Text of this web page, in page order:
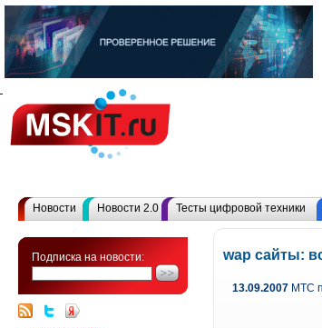
Новости Новости 2.0 Тесты цифровой техники
Подписка на новости: wap сайты:
13.09.2007 МТС